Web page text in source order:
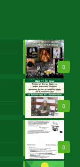
0
0
0